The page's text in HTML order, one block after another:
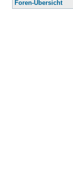
Foren-Übersicht